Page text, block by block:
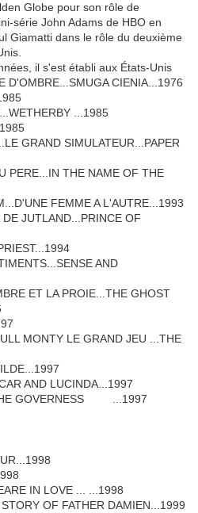
Globe pour son rôle de
série John Adams de HBO en
Giamatti dans le rôle du deuxième
il s'est établi aux États-Unis
D'OMBRE...SMUGA CIENIA...1976
...1985
GRAND SIMULATEUR...PAPER
PERE...IN THE NAME OF THE
FEMME A L'AUTRE...1993
JUTLAND...PRINCE OF
AND
ET LA PROIE...THE GHOST
MONTY LE GRAND JEU ...THE
AND LUCINDA...1997
GOVERNESS ...1997
IN LOVE ... ...1998
OF FATHER DAMIEN...1999